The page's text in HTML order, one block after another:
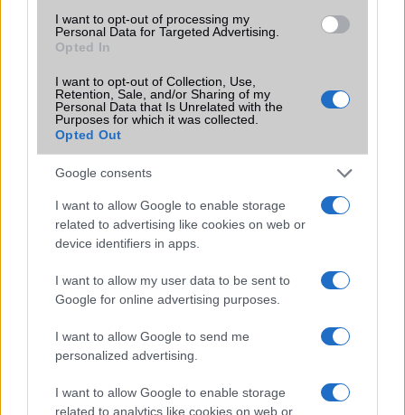
I want to opt-out of processing my
Personal Data for Targeted Advertising.
Opted In
I want to opt-out of Collection, Use,
Retention, Sale, and/or Sharing of my
Personal Data that Is Unrelated with the
Purposes for which it was collected.
Opted Out
Google consents
I want to allow Google to enable storage
related to advertising like cookies on web or
device identifiers in apps.
I want to allow my user data to be sent to
Google for online advertising purposes.
I want to allow Google to send me
personalized advertising.
I want to allow Google to enable storage
related to analytics like cookies on web or
miközben a Pixel telefonokból továbbra is hiányzik.
KAPCSOLÓDÓ HÍREK
Android 4.2 Jelly Bean: mik az újdonságok?
A kínaiak tovább támadnak, itt a Redmi Note 4
A Google Chrome új biztonsági ellenőrzése a nem kívánt
Így változtatja meg a jelszókezelésünket ez az újítás
Vajon túl vékonyra sikerül az iPhone 17 Air? – A divat ára a
technológiában
Ezek az iPhone-ok, iPadek és Macek már nem kapják meg
az iOS 26-ot és társait